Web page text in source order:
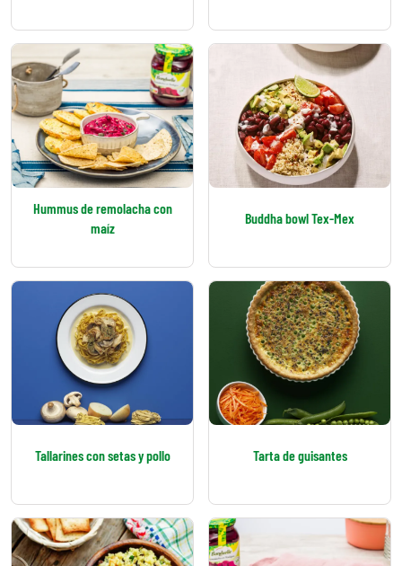
Hummus de remolacha con
maíz
Buddha bowl Tex-Mex
Tallarines con setas y pollo Tarta de guisantes